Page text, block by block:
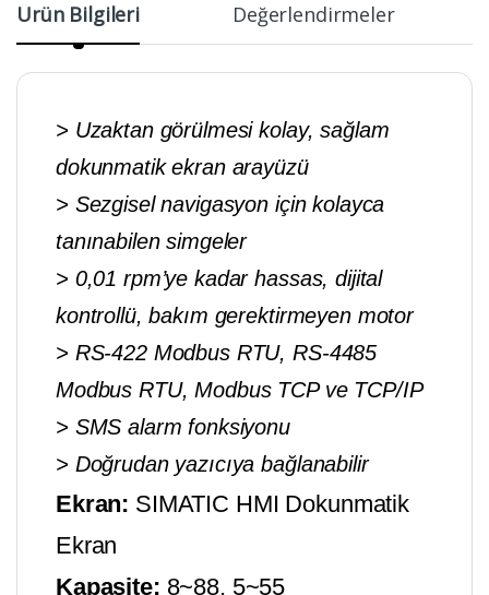
Ürün Bilgileri Değerlendirmeler
> Uzaktan görülmesi kolay, sağlam
dokunmatik ekran arayüzü
> Sezgisel navigasyon için kolayca
tanınabilen simgeler
> 0,01 rpm’ye kadar hassas, dijital
kontrollü, bakım gerektirmeyen motor
> RS-422 Modbus RTU, RS-4485
Modbus RTU, Modbus TCP ve TCP/IP
> SMS alarm fonksiyonu
> Doğrudan yazıcıya bağlanabilir
Ekran: SIMATIC HMI Dokunmatik
Ekran
Kapasite: 8~88, 5~55